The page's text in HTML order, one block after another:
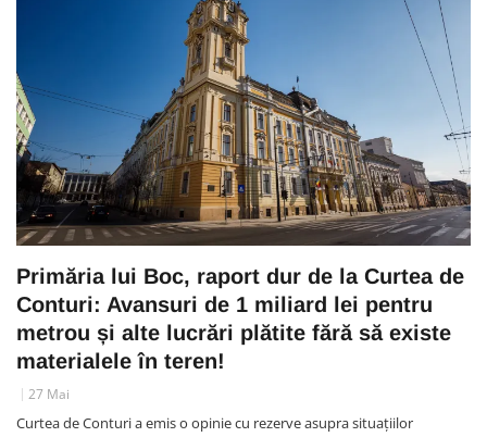
Primăria lui Boc, raport dur de la Curtea de
Conturi: Avansuri de 1 miliard lei pentru
metrou și alte lucrări plătite fără să existe
materialele în teren!
27 Mai
Curtea de Conturi a emis o opinie cu rezerve asupra situațiilor